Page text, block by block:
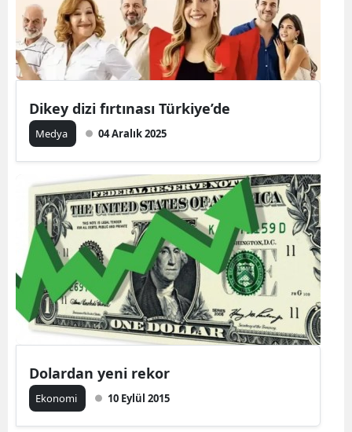
Dikey dizi fırtınası Türkiye’de
Medya 04 Aralık 2025
Dolardan yeni rekor
Ekonomi 10 Eylül 2015